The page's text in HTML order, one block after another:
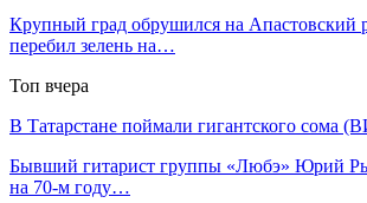
Крупный град обрушился на Апастовский
перебил зелень на…
Топ вчера
В Татарстане поймали гигантского сома
Бывший гитарист группы «Любэ» Юрий
на 70-м году…